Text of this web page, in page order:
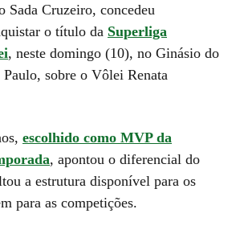
Sada Cruzeiro, concedeu
o título da Superliga
, neste domingo (10), no Ginásio do
sobre o Vôlei Renata
escolhido como MVP da
, apontou o diferencial do
a estrutura disponível para os
para as competições.